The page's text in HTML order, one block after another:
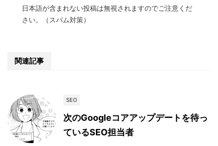
日本語が含まれない投稿は無視されますのでご注意くだ
さい。（スパム対策）
関連記事
SEO
次のGoogleコアアップデートを待っ
ているSEO担当者